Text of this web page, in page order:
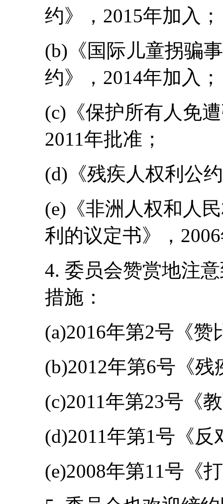
约》，2015年加入；
(b)《国际儿童拐骗
约》，2014年加入；
(c)《保护所有人免
2011年批准；
(d)《残疾人权利公
(e)《非洲人权和人
利的议定书》，
4. 委员会赞赏地注
措施：
(a)2016年第2号《
(b)2012年第6号《残
(c)2011年第23号《
(d)2011年第1号《
(e)2008年第11号《